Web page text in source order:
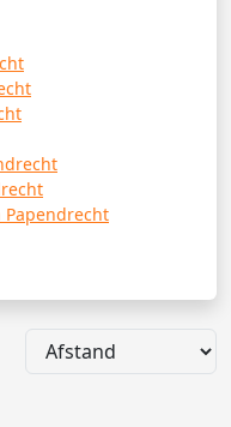
Papendrecht